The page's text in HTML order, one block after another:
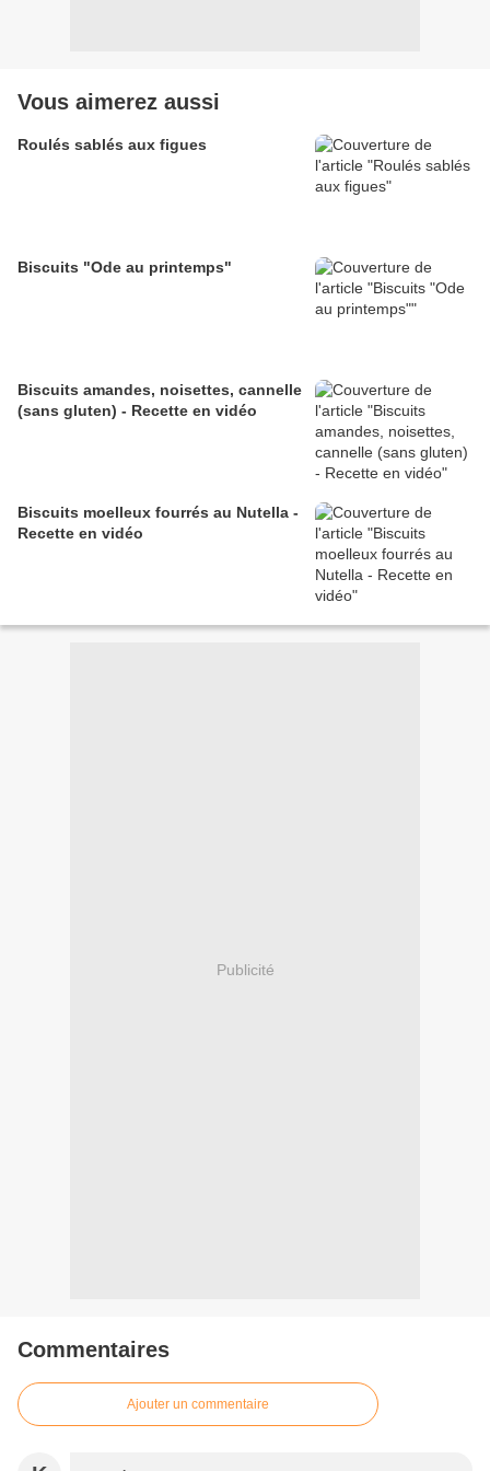
Vous aimerez aussi
Roulés sablés aux figues
Biscuits "Ode au printemps"
Biscuits amandes, noisettes, cannelle
(sans gluten) - Recette en vidéo
Biscuits moelleux fourrés au Nutella -
Recette en vidéo
Publicité
Commentaires
Ajouter un commentaire